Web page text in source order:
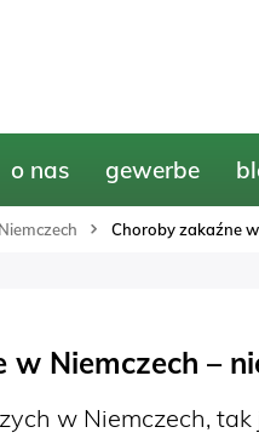
o nas gewerbe
Choroby zakaźne
w Niemczech –
w Niemczech,